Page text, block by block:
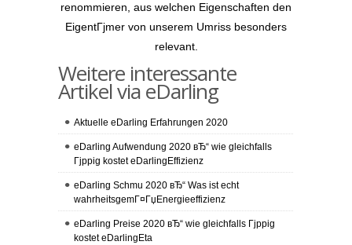
renommieren, aus welchen Eigenschaften den
EigentГјmer von unserem Umriss besonders
relevant.
Weitere interessante
Artikel via eDarling
Aktuelle eDarling Erfahrungen 2020
eDarling Aufwendung 2020 вЂ“ wie gleichfalls
Гјppig kostet eDarlingEffizienz
eDarling Schmu 2020 вЂ“ Was ist echt
wahrheitsgemГ¤ГџEnergieeffizienz
eDarling Preise 2020 вЂ“ wie gleichfalls Гјppig
kostet eDarlingEta